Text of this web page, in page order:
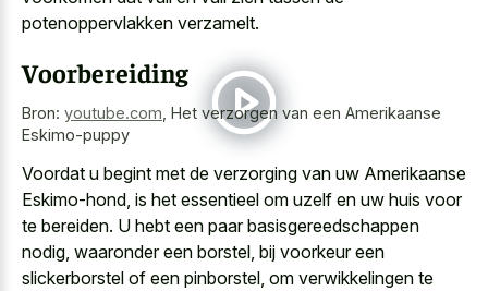
potenoppervlakken verzamelt.
Voorbereiding
Bron: youtube.com Het verzorgen van een Amerikaanse
Eskimo-puppy
Voordat u begint met de verzorging van uw Amerikaanse
Eskimo-hond, is het essentieel om uzelf en uw huis voor
te bereiden. U hebt een paar basisgereedschappen
nodig, waaronder een borstel, bij voorkeur een
slickerborstel of een pinborstel, om verwikkelingen te